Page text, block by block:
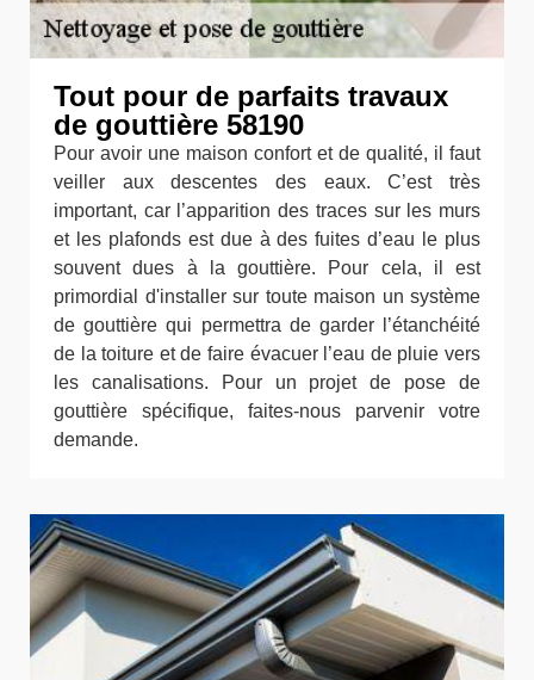
Tout pour de parfaits travaux
de gouttière 58190
Pour avoir une maison confort et de qualité, il faut
veiller aux descentes des eaux. C’est très
important, car l’apparition des traces sur les murs
et les plafonds est due à des fuites d’eau le plus
souvent dues à la gouttière. Pour cela, il est
primordial d'installer sur toute maison un système
de gouttière qui permettra de garder l’étanchéité
de la toiture et de faire évacuer l’eau de pluie vers
les canalisations. Pour un projet de pose de
gouttière spécifique, faites-nous parvenir votre
demande.